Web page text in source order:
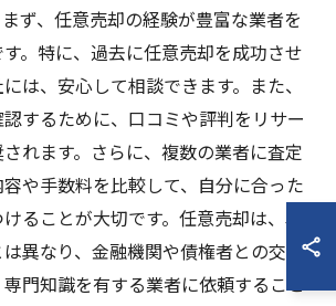
ず、任意売却の経験が豊富な業者を
。特に、過去に任意売却を成功させ
は、安心して相談できます。また、
するために、口コミや評判をリサー
れます。さらに、複数の業者に査定
や手数料を比較して、自分に合った
ることが大切です。任意売却は、単
異なり、金融機関や債権者との交渉
門知識を有する業者に依頼すること